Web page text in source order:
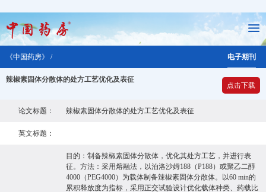
《中国药房》 / 电子期刊
辣椒素固体分散体的处方工艺优化及表征
点击下载
论文标题： 辣椒素固体分散体的处方工艺优化及表征
英文标题：
目的：制备辣椒素固体分散体，优化其处方工艺，并进行表
征。方法：采用熔融法，以泊洛沙姆188（P188）或聚乙二醇
4000（PEG4000）为载体制备辣椒素固体分散体。以60 min的
累积释放度为指标，采用正交试验设计优化载体种类、药载比